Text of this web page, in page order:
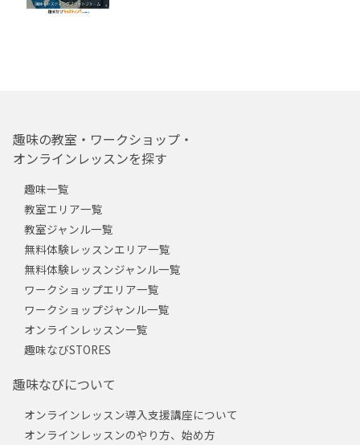
趣味の教室・ワークショップ・
オンラインレッスンを探す
趣味一覧
教室エリア一覧
教室ジャンル一覧
無料体験レッスンエリア一覧
無料体験レッスンジャンル一覧
ワークショップエリア一覧
ワークショップジャンル一覧
オンラインレッスン一覧
趣味なびSTORES
趣味なびについて
オンラインレッスン導入支援講座について
オンラインレッスンのやり方、始め方